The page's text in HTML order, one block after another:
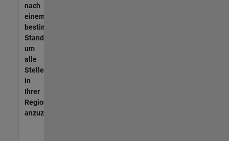
nach
einem
bestimmten
Standort,
um
alle
Stellenangebote
in
Ihrer
Region
anzuzeigen.